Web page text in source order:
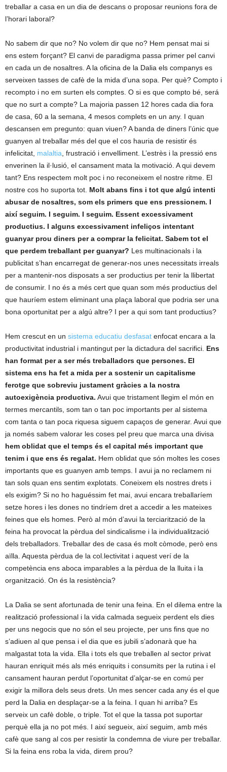
treballar a casa en un dia de descans o proposar reunions fora de
l’horari laboral?
No sabem dir que no? No volem dir que no? Hem pensat mai si
ens estem forçant? El canvi de paradigma passa primer pel canvi
en cada un de nosaltres. A la oficina de la Dalia els companys es
serveixen tasses de cafè de la mida d’una sopa. Per què? Compto i
recompto i no em surten els comptes. O si es que compto bé, será
que no surt a compte? La majoria passen 12 hores cada dia fora
de casa, 60 a la semana, 4 mesos complets en un any. I quan
descansen em pregunto: quan viuen?A banda de diners l’únic que
guanyen al treballar més del que el cos hauria de resistir és
infelicitat, malaltia , frustració i envelliment. L’estrès i la pressió ens
enverinen la il·lusió, el cansament mata la motivació. A qui devem
tant? Ens respectem molt poc i no reconeixem el nostre ritme. El
nostre cos ho suporta tot. Molt abans fins i tot que algú intenti
abusar de nosaltres, som els primers que ens pressionem. I
així seguim. I seguim. I seguim. Essent excessivament
productius. I alguns excessivament infeliços intentant
guanyar prou diners per a comprar la felicitat. Sabem tot el
que perdem treballant per guanyar? Les multinacionals i la
publicitat s’han encarregat de generar-nos unes necessitats irreals
per a mantenir-nos disposats a ser productius per tenir la llibertat
de consumir. I no és a més cert que quan som més productius del
que hauríem estem eliminant una plaça laboral que podria ser una
bona oportunitat per a algú altre? I per a qui som tant productius?
Hem crescut en un sistema educatiu desfasat enfocat encara a la
productivitat industrial i mantingut per la dictadura del sacrifici. Ens
han format per a ser més treballadors que persones. El
sistema ens ha fet a mida per a sostenir un capitalisme
ferotge que sobreviu justament gràcies a la nostra
autoexigència productiva. Avui que tristament llegim el món en
termes mercantils, som tan o tan poc importants per al sistema
com tanta o tan poca riquesa siguem capaços de generar. Avui que
ja només sabem valorar les coses pel preu que marca una divisa
hem oblidat que el temps és el capital més important que
tenim i que ens és regalat. Hem oblidat que són moltes les coses
importants que es guanyen amb temps. I avui ja no reclamem ni
tan sols quan ens sentim explotats. Coneixem els nostres drets i
els exigim? Si no ho haguéssim fet mai, avui encara treballaríem
setze hores i les dones no tindríem dret a accedir a les mateixes
feines que els homes. Però al món d’avui la terciarització de la
feina ha provocat la pèrdua del sindicalisme i la individualització
dels treballadors. Treballar des de casa és molt còmode, però ens
aïlla. Aquesta pèrdua de la col.lectivitat i aquest verí de la
competència ens aboca imparables a la pèrdua de la lluita i la
organització. On és la resistència?
La Dalia se sent afortunada de tenir una feina. En el dilema entre la
realització professional i la vida calmada segueix perdent els dies
per uns negocis que no són el seu projecte, per uns fins que no
s’adiuen al que pensa i el dia que es jubili s’adonarà que ha
malgastat tota la vida. Ella i tots els que treballen al sector privat
hauran enriquit més als més enriquits i consumits per la rutina i el
cansament hauran perdut l’oportunitat d’alçar-se en comú per
exigir la millora dels seus drets. Un mes sencer cada any és el que
perd la Dalia en desplaçar-se a la feina. I quan hi arriba? Es
serveix un cafè doble, o triple. Tot el que la tassa pot suportar
perquè ella ja no pot més. I així segueix, així seguim, amb més
cafè que sang al cos per resistir la condemna de viure per treballar.
Si la feina ens roba la vida, direm prou?